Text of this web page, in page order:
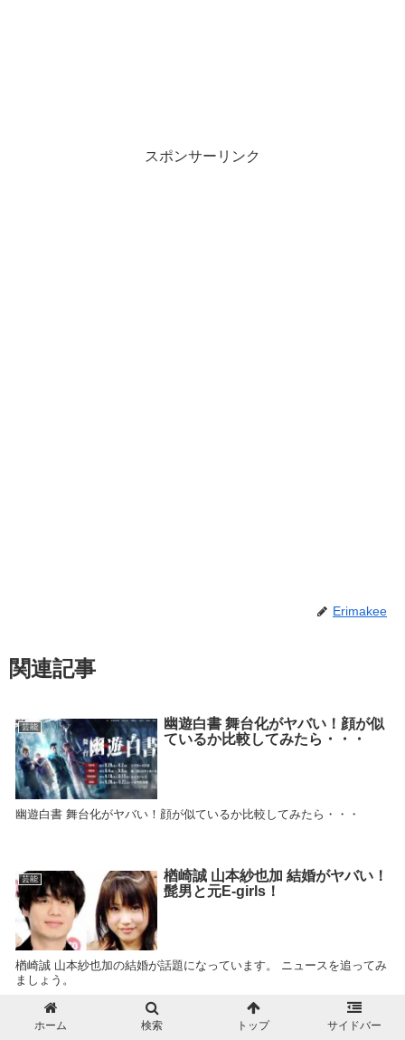
スポンサーリンク
Erimakee
関連記事
芸能
幽遊白書 舞台化がヤバい！顔が似
ているか比較してみたら・・・
幽遊白書 舞台化がヤバい！顔が似ているか比較してみたら・・・
芸能
楢崎誠 山本紗也加 結婚がヤバい！
髭男と元E-girls！
楢崎誠 山本紗也加の結婚が話題になっています。 ニュースを追ってみ
ましょう。
ホーム 検索 トップ サイドバー